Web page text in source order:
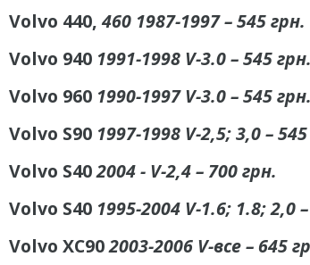
Volvo 440,460 1987-1997 – 545 грн.
Volvo 940 1991-1998 V-3.0 – 545 грн.
Volvo 960 1990-1997 V-3.0 – 545 грн.
Volvo S90 1997-1998 V-2,5; 3,0 –
Volvo S402004 - V-2,4 – 700 грн.
Volvo S40 1995-2004 V-1.6; 1.8; 2,0
Volvo XC902003-2006 V-все – 645